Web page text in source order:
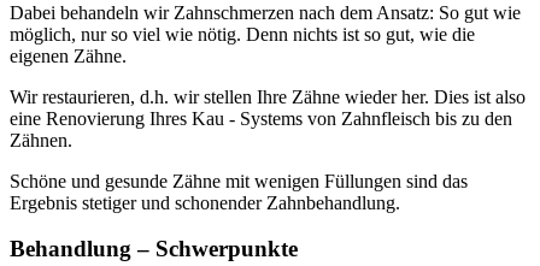
Dabei behandeln wir Zahnschmerzen nach dem Ansatz: So gut wie
möglich, nur so viel wie nötig. Denn nichts ist so gut, wie die
eigenen Zähne.
Wir restaurieren, d.h. wir stellen Ihre Zähne wieder her. Dies ist also
eine Renovierung Ihres Kau - Systems von Zahnfleisch bis zu den
Zähnen.
Schöne und gesunde Zähne mit wenigen Füllungen sind das
Ergebnis stetiger und schonender Zahnbehandlung.
Behandlung – Schwerpunkte